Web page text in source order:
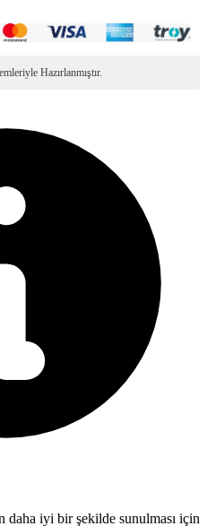
Hazırlanmıştır.
iyi bir şekilde sunulması için